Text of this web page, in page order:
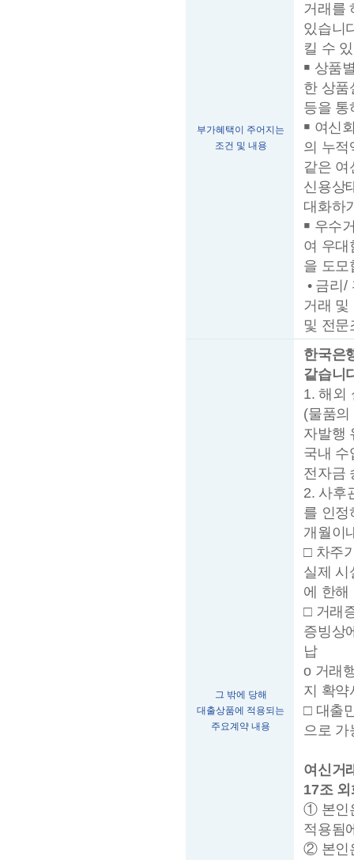
부가혜택이 주어지는
조건 및 내용
거래를
있습니
킬 수
￭ 상품
한 상품
등을 통
￭ 여신
의 누적
같은
신용상
대화하
￭ 우수
여 우대
을 도모
• 금리/
거래 및
및 전
그 밖에 당해
대출상품에 적용되는
주요계약 내용
한국은
같습니
1. 해외
(물품
자발행
국내 수
전자금
2. 사후
를 인정
개월이
□ 차주
실제 시
에 한해
□ 거래
증빙상
납
o 거래
지 확약
□ 대출
으로 가
여신거
17조
① 본인
적용됨
② 본인